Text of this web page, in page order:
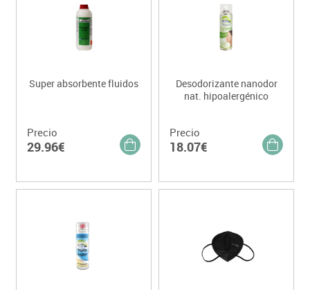
Super absorbente fluidos
Precio
29.96€
Desodorizante nanodor
nat. hipoalergénico
Precio
18.07€